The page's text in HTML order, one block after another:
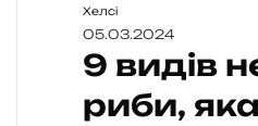
Хелсі
05.03.2024
9 видів
риби, яка